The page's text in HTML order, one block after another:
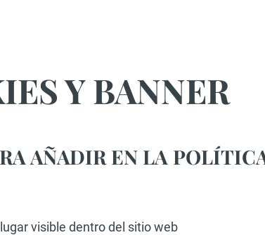
Y BANNER
AÑADIR EN LA
visible dentro del sitio web